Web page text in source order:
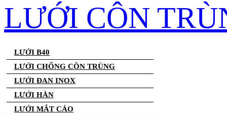
LƯỚI CÔN
LƯỚI B40
LƯỚI CHỐNG CÔN TRÙNG
LƯỚI ĐAN INOX
LƯỚI HÀN
LƯỚI MẮT CÁO